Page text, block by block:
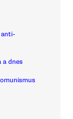
a dnes